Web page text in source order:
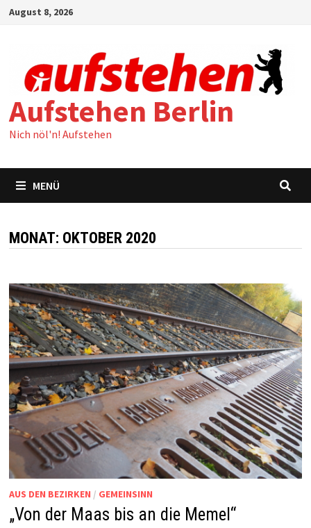
ZumAugust 8, 2026
Aufstehen Berlin
Nich nöl'n! Aufstehen
MENÜ
MONAT: OKTOBER 2020
AUS DEN BEZIRKEN / GEMEINSINN
„Von der Maas bis an die Memel“